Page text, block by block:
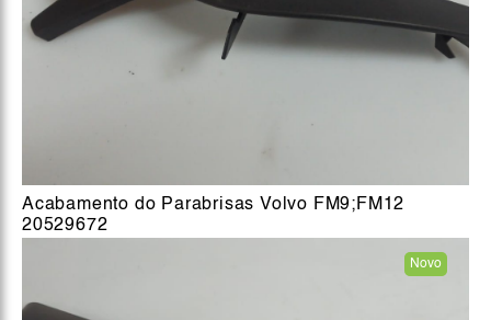
Acabamento do Parabrisas Volvo FM9;FM12
20529672
Novo